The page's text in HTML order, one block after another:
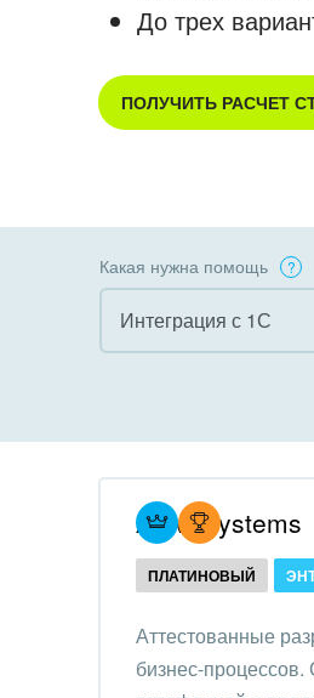
До трех
ПОЛУЧИТЬ РАСЧЕТ
Какая нужна помощь
Интеграция с 1С
Внедрение КЭДО
Интеграция с 1С
Организация задач и
Внедрение Бизнес-
Atevi Systems
ПЛАТИНОВЫЙ
Аттестованные
бизнес-